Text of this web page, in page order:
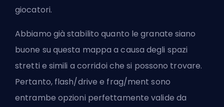
giocatori.
Abbiamo già stabilito quanto le granate siano
buone su questa mappa a causa degli spazi
stretti e simili a corridoi che si possono trovare.
Pertanto, flash/drive e frag/ment sono
entrambe opzioni perfettamente valide da